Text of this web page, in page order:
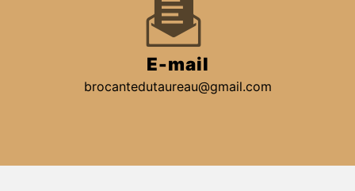
E-mail
brocantedutaureau@gmail.com